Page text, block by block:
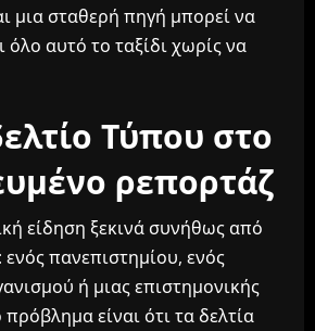
μια σταθερή πηγή μπορεί να
αυτό το ταξίδι χωρίς να
Τύπου στο
ρεπορτάζ
είδηση ξεκινά συνήθως από
πανεπιστημίου, ενός
ή μιας επιστημονικής
είναι ότι τα δελτία